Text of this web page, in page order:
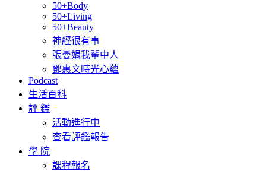
50+Body
50+Living
50+Beauty
神經很有事
張曼娟我輩中人
鄧惠文時光心蘊
Podcast
生活百科
評 鑑
活動進行中
查看評鑑報告
學 院
課程報名